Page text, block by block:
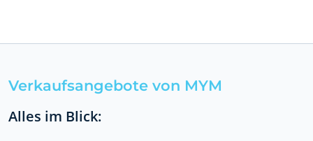
Verkaufsangebote von MYM
Alles im Blick: